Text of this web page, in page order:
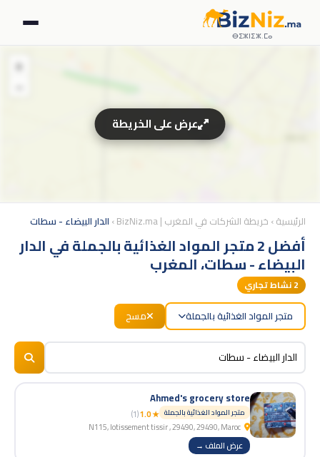
ⴱⵉⵣⵏⵉⵣ.ⵎⴰ
الرئيسية› خريطة الشركات في المغرب | BizNiz.ma › الدار البيضاء - سطات
أفضل 2 متجر المواد الغذائية بالجملة في الدار
البيضاء - سطات، المغرب
2نشاط تجاري
متجر المواد الغذائية بالجملة مسح
Ahmed's grocery store
متجر المواد الغذائية بالجملة ★ 1.0
(1)
عرض الملف →
+
BizNiz.ma
عرض على الخريطة